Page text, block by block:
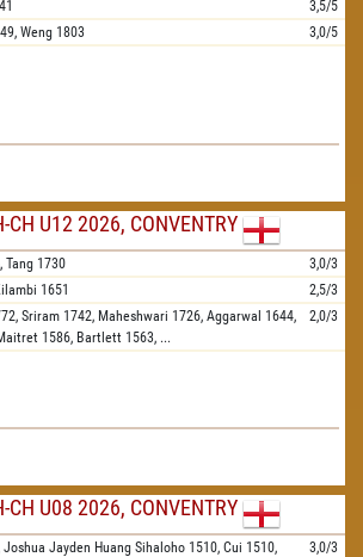
3,5/5
Weng 1803 3,0/5
CH U12 2026, CONVENTRY
Tang 1730
3,0/3
1651
2,5/3
Sriram 1742, Maheshwari 1726, Aggarwal 1644,
1586, Bartlett 1563, ...
2,0/3
CH U08 2026, CONVENTRY
Joshua Jayden Huang Sihaloho 1510, Cui 1510,
3,0/3